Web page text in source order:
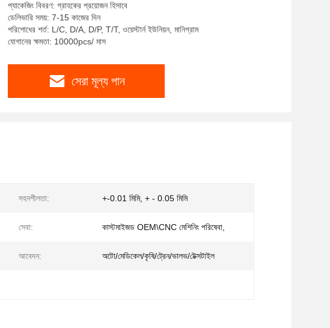
প্যাকেজিং বিবরণ: গ্রাহকের প্রয়োজন হিসাবে
ডেলিভারি সময়: 7-15 কাজের দিন
পরিশোধের শর্ত: L/C, D/A, D/P, T/T, ওয়েস্টার্ন ইউনিয়ন, মানিগ্রাম
যোগানের ক্ষমতা: 10000pcs/ মাস
সেরা মূল্য পান
সহনশীলতা: +-0.01 মিমি, + - 0.05 মিমি
সেবা: কাস্টমাইজড OEM\CNC মেশিনিং পরিষেবা,
আবেদন: অটো/মেডিকেল/কৃষি/ট্রেন/ভালভ/টেক্সটাইল